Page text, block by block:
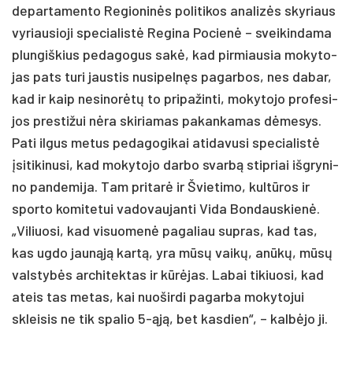
de­par­ta­men­to Re­gio­ninės po­li­ti­kos ana­lizės sky­riaus
vy­riau­sio­ji spe­cia­listė Re­gi­na Po­cienė – svei­kin­da­ma
plun­giš­kius pe­da­go­gus sakė, kad pir­miau­sia mo­ky­to­
jas pa­ts tu­ri jaus­tis nu­si­pelnęs pa­gar­bos, nes dabar,
kad ir kaip ne­si­norėtų to pri­pa­žin­ti, mo­ky­to­jo pro­fe­si­
jos pres­ti­žui nėra ski­ria­mas pa­kan­ka­mas dėme­sys.
Pa­ti il­gus me­tus pe­da­go­gi­kai ati­da­vu­si spe­cia­listė
įsi­ti­ki­nu­si, kad mo­ky­to­jo dar­bo svarbą stip­riai išg­ry­ni­
no pan­de­mi­ja. Tam pri­tarė ir Švie­ti­mo, kultū­ros ir
spor­to ko­mi­te­tui va­do­vau­jan­ti Vi­da Bon­daus­kienė.
„Vi­liuo­si, kad vi­suo­menė pa­ga­liau su­pras, kad tas,
kas ug­do jaunąją kartą, yra mūsų vaikų, anūkų, mūsų
vals­tybės ar­chi­tek­tas ir kūrėjas. La­bai ti­kiuo­si, kad
ateis tas me­tas, kai nuo­šir­di pa­gar­ba mo­ky­to­jui
sklei­sis ne tik spa­lio 5-ąją, bet kas­dien“, – kalbė­jo ji.